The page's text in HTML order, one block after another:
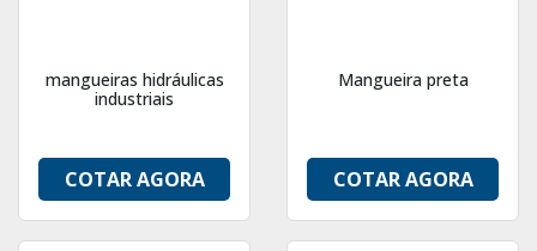
mangueiras hidráulicas
industriais
COTAR AGORA
Mangueira preta
COTAR AGORA